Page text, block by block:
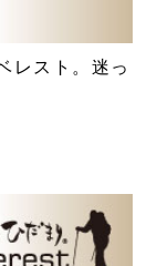
レスト。迷っ